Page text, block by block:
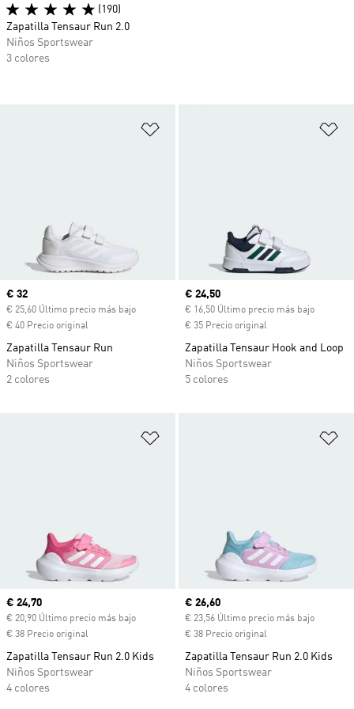
Precio actual
€ 32
€ 25,60 Último precio más bajo
€ 40 Precio original
Zapatilla Tensaur Run
Niños Sportswear
2 colores
Precio actual
€ 24,50
€ 16,50 Último precio más bajo
€ 35 Precio original
Zapatilla Tensaur Hook and Loop
Niños Sportswear
5 colores
Precio actual
€ 24,70
€ 20,90 Último precio más bajo
€ 38 Precio original
Zapatilla Tensaur Run 2.0 Kids
Niños Sportswear
4 colores
Precio actual
€ 26,60
€ 23,56 Último precio más bajo
€ 38 Precio original
Zapatilla Tensaur Run 2.0 Kids
Niños Sportswear
4 colores
(190)
Zapatilla Tensaur Run 2.0
Niños Sportswear
3 colores